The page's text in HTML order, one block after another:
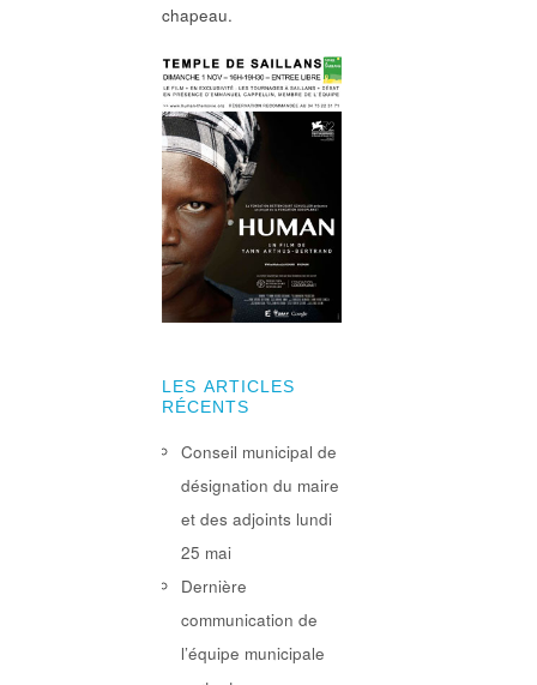
chapeau.
LES ARTICLES
RÉCENTS
Conseil municipal de
désignation du maire
et des adjoints lundi
25 mai
Dernière
communication de
l’équipe municipale